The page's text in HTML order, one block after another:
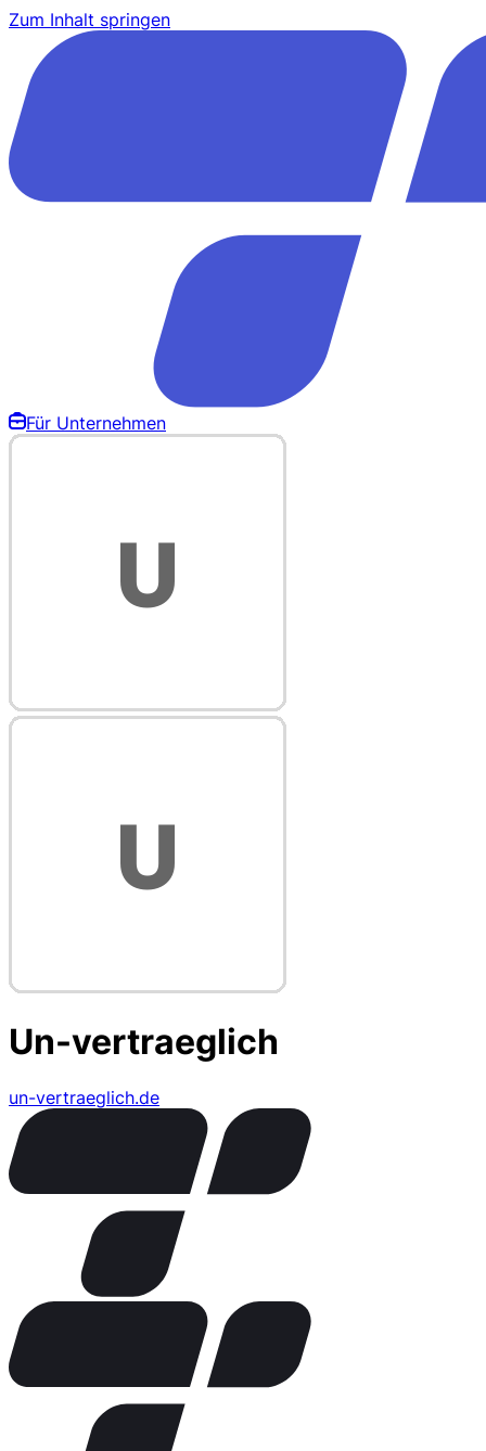
Zum Inhalt springen
Für Unternehmen
Un-vertraeglich
un-vertraeglich.de